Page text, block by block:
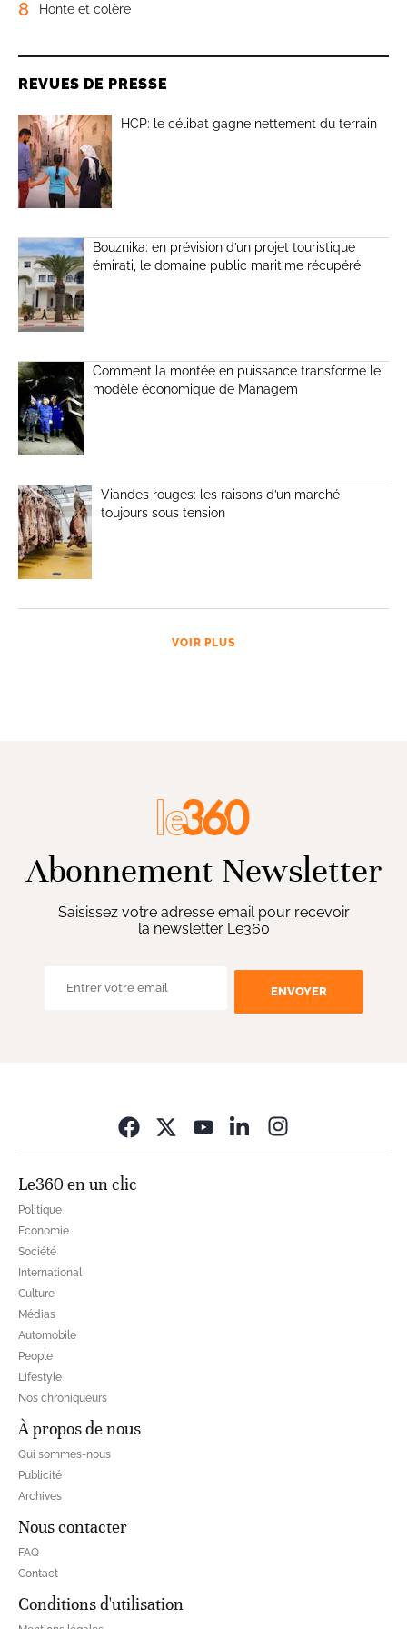
8 Honte et colère
REVUES DE PRESSE
HCP: le célibat gagne nettement du terrain
Bouznika: en prévision d’un projet touristique
émirati, le domaine public maritime récupéré
Comment la montée en puissance transforme le
modèle économique de Managem
Viandes rouges: les raisons d’un marché
toujours sous tension
VOIR PLUS
Abonnement Newsletter
Saisissez votre adresse email pour recevoir
la newsletter Le360
ENVOYER
Le360 en un clic
Politique
Economie
Société
International
Culture
Médias
Automobile
People
Lifestyle
Nos chroniqueurs
À propos de nous
Qui sommes-nous
Publicité
Archives
Nous contacter
FAQ
Contact
Conditions d'utilisation